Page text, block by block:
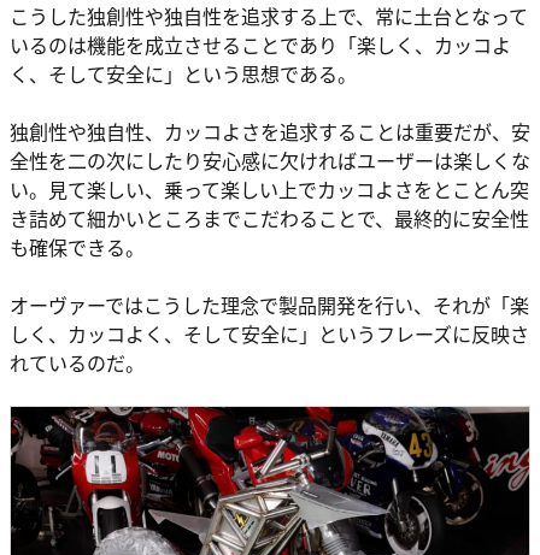
こうした独創性や独自性を追求する上で、常に土台となって
いるのは機能を成立させることであり「楽しく、カッコよ
く、そして安全に」という思想である。
独創性や独自性、カッコよさを追求することは重要だが、安
全性を二の次にしたり安心感に欠ければユーザーは楽しくな
い。見て楽しい、乗って楽しい上でカッコよさをとことん突
き詰めて細かいところまでこだわることで、最終的に安全性
も確保できる。
オーヴァーではこうした理念で製品開発を行い、それが「楽
しく、カッコよく、そして安全に」というフレーズに反映さ
れているのだ。